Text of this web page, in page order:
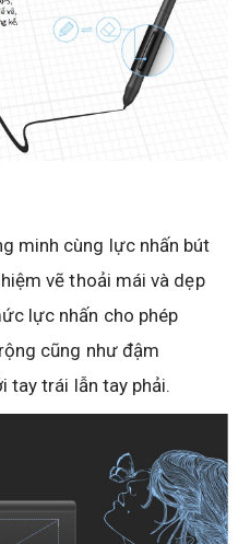
minh cùng lực nhấn bút
vẽ thoải mái và dẹp
lực nhấn cho phép
cũng như đậm
tay trái lẫn tay phải.